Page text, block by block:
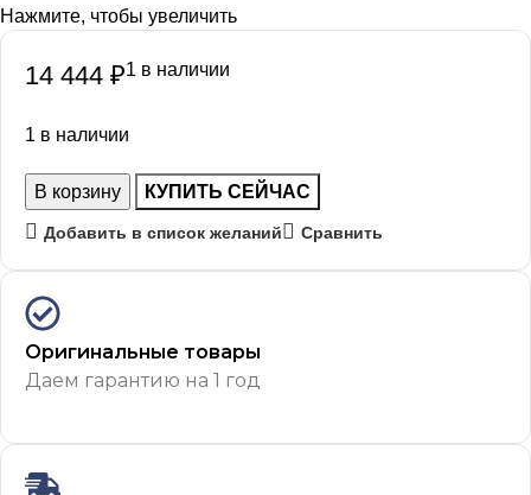
Нажмите, чтобы увеличить
14 444 ₽1 в наличии
1 в наличии
В корзину КУПИТЬ СЕЙЧАС
Добавить в список желаний Сравнить
Оригинальные товары
Даем гарантию на 1 год